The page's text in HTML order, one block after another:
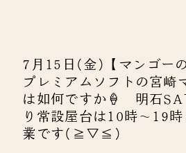
7月15日(金)【マンゴーの
プレミアムソフトの宮崎
は如何ですか🍦 明石SA
り常設屋台は10時～19時
業です(≧▽≦)